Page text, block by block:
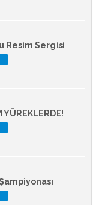
Resim Sergisi
YÜREKLERDE!